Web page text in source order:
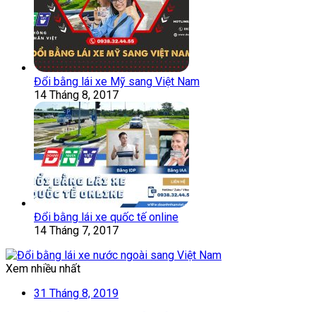
Đổi bằng lái xe Mỹ sang Việt Nam
14 Tháng 8, 2017
Đổi bằng lái xe quốc tế online
14 Tháng 7, 2017
Xem nhiều nhất
31 Tháng 8, 2019